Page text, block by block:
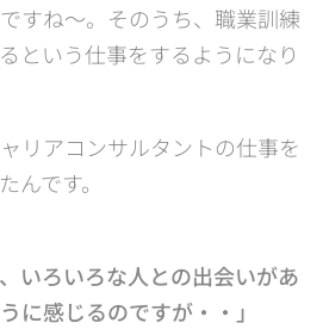
すね～。そのうち、職業訓練
という仕事をするようになり
リアコンサルタントの仕事を
んです。
いろいろな人との出会いがあ
に感じるのですが・・」